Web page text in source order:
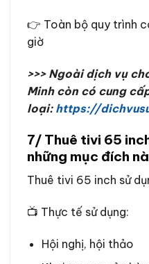
👉 Toàn bộ quy trình
giờ
>>> Ngoài dịch vụ
Minh còn có cung
loại: https://
7/ Thuê tivi 65
những mục đích
Thuê tivi 65 inch sử
📺 Thực tế sử dụng:
Hội nghị, hội thảo